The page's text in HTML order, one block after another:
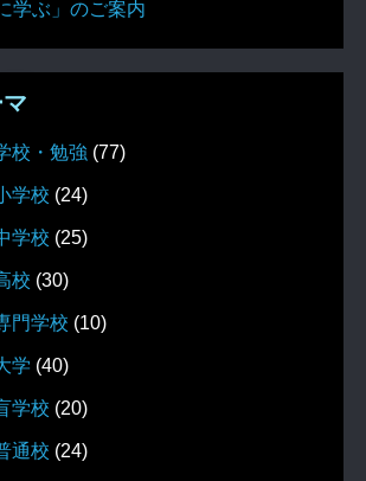
学ぶ」のご案内
校・勉強 (77)
学校 (24)
学校 (25)
校 (30)
門学校 (10)
学 (40)
学校 (20)
通校 (24)